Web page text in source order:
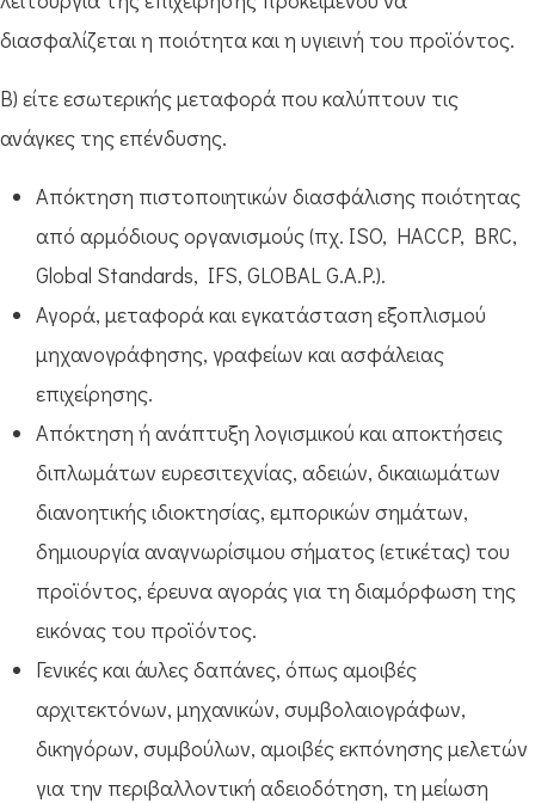
διασφαλίζεται η ποιότητα και η υγιεινή του προϊόντος.
Β) είτε εσωτερικής μεταφορά που καλύπτουν τις
ανάγκες της επένδυσης.
Απόκτηση πιστοποιητικών διασφάλισης ποιότητας
από αρμόδιους οργανισμούς (πχ. ISO, HACCP, BRC,
Global Standards, IFS, GLOBAL G.A.P.).
Αγορά, μεταφορά και εγκατάσταση εξοπλισμού
μηχανογράφησης, γραφείων και ασφάλειας
επιχείρησης.
Απόκτηση ή ανάπτυξη λογισμικού και αποκτήσεις
διπλωμάτων ευρεσιτεχνίας, αδειών, δικαιωμάτων
διανοητικής ιδιοκτησίας, εμπορικών σημάτων,
δημιουργία αναγνωρίσιμου σήματος (ετικέτας) του
προϊόντος, έρευνα αγοράς για τη διαμόρφωση της
εικόνας του προϊόντος.
Γενικές και άυλες δαπάνες, όπως αμοιβές
αρχιτεκτόνων, μηχανικών, συμβολαιογράφων,
δικηγόρων, συμβούλων, αμοιβές εκπόνησης μελετών
για την περιβαλλοντική αδειοδότηση, τη μείωση